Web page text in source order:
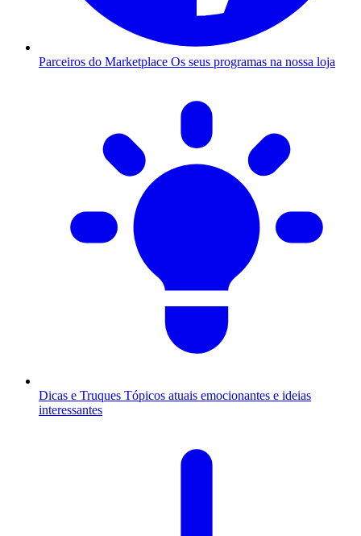
Parceiros do Marketplace Os seus programas na nossa loja
Dicas e Truques Tópicos atuais emocionantes e ideias
interessantes